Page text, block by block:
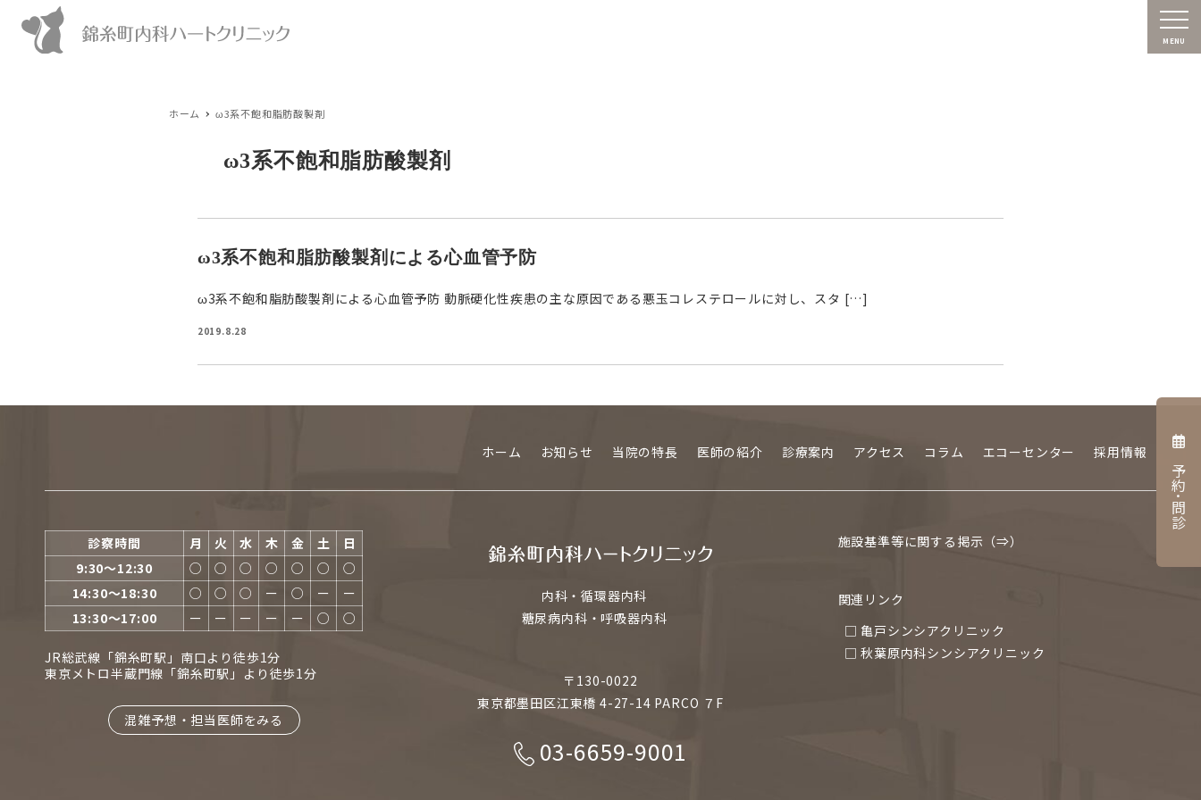
MENU
ホーム ω3系不飽和脂肪酸製剤
ω3系不飽和脂肪酸製剤
ω3系不飽和脂肪酸製剤による心血管予防
ω3系不飽和脂肪酸製剤による心血管予防 動脈硬化性疾患の主な原因である悪玉コレステロールに対し、スタ […]
2019.8.28
ホーム お知らせ 当院の特長 医師の紹介 診療案内 アクセス コラム エコーセンター 採用情報
診察時間 月 火 水 木 金 土
日
9:30〜12:30
○ ○ ○ ○ ○ ○
○
14:30〜18:30
○ ○ ○ ー ○ ー
ー
13:30〜17:00
ー ー ー ー ー ○ ○
JR総武線「錦糸町駅」南口より徒歩1分
東京メトロ半蔵門線「錦糸町駅」より徒歩1分
混雑予想・担当医師をみる
内科・循環器内科
糖尿病内科・呼吸器内科
〒130-0022
東京都墨田区江東橋 4-27-14 PARCO ７F
03-6659-9001
施設基準等に関する掲示（⇒）
関連リンク
□ 亀戸シンシアクリニック
□ 秋葉原内科シンシアクリニック
予約･問診